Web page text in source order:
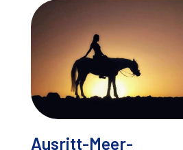
Ausritt-Meer-